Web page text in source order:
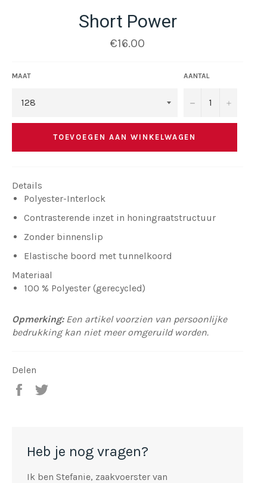
Short Power
Normale
prijs
€16.00
MAAT AANTAL
− +
TOEVOEGEN AAN WINKELWAGEN
Details
Polyester-Interlock
Contrasterende inzet in honingraatstructuur
Zonder binnenslip
Elastische boord met tunnelkoord
Materiaal
100 % Polyester (gerecycled)
Opmerking:Een artikel voorzien van persoonlijke
bedrukking kan niet meer omgeruild worden.
Delen
Deel
Heb je nog vragen?
Ik ben Stefanie, zaakvoerster van